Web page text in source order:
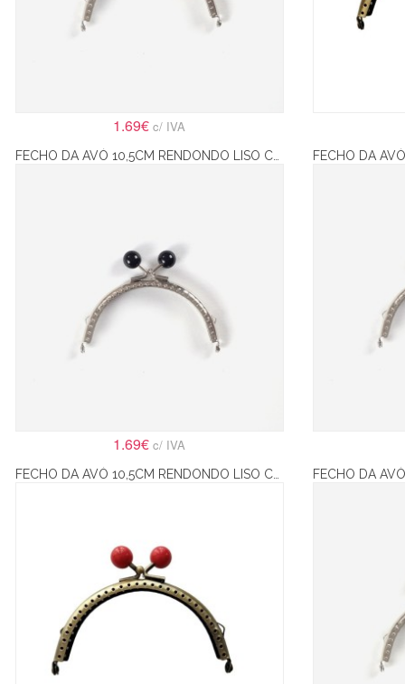
1.69€c/ IVA
1.69€c/ IVA
FECHO DA AVÓ 10,5CM RENDONDO LISO COM BOLAS VERMELHAS – BRONZE